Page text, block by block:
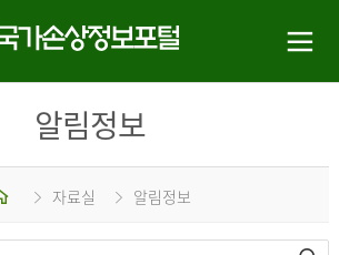
알림정보
홈 자료실 알림정보